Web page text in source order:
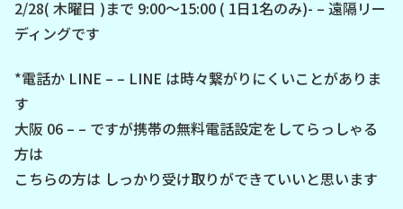
2/28( 木曜日 )まで 9:00～15:00 ( 1日1名のみ)- – 遠隔リー
ディングです
*電話か LINE – – LINE は時々繋がりにくいことがありま
す
大阪 06 – – ですが携帯の無料電話設定をしてらっしゃる
方は
こちらの方は しっかり受け取りができていいと思います